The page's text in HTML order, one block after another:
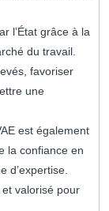
l’État grâce à la
du travail.
favoriser
une
est également
la confiance en
d’expertise.
valorisé pour